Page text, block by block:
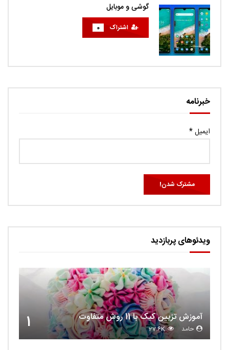
گوشی و موبایل
اشتراک 0
خبرنامه
ایمیل*
ویدئوهای پربازدید
1 آموزش تزیین کیک با 11 روش متفاوت
حامد 27.6K